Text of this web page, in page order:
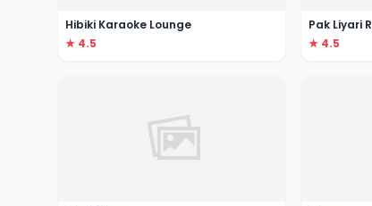
Hibiki Karaoke Lounge
★ 4.5
Pak Liyari
★ 4.5